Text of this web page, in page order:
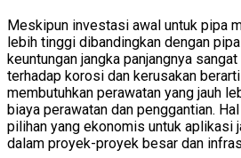
Meskipun investasi awal untuk pipa
lebih tinggi dibandingkan dengan
keuntungan jangka panjangnya
terhadap korosi dan kerusakan
membutuhkan perawatan yang jauh
biaya perawatan dan penggantian.
pilihan yang ekonomis untuk aplikasi
dalam proyek-proyek besar dan